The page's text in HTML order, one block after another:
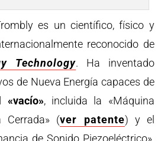
es un científico, físico y
reconocido de
Technology. Ha inventado
de Nueva Energía capaces de
«vacío», incluida la «Máquina
Cerrada» (ver patente) y el
de Sonido Piezoeléctrico».